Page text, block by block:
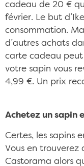
cadeau de 20 €
février. Le but
consommation.
d’autres achats
carte cadeau peut
votre sapin vous
4,99 €. Un prix
Achetez un sapin
Certes, les sapins
Vous en
Castorama alors